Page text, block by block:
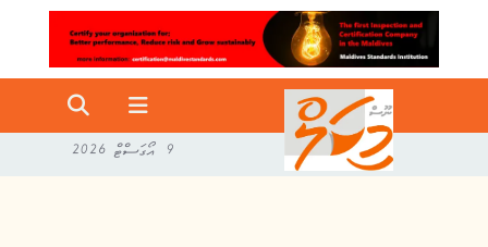
9 އޯގަސްޓް 2026